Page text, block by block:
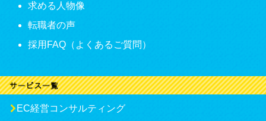
求める人物像
転職者の声
採用FAQ（よくあるご質問）
EC経営コンサルティング